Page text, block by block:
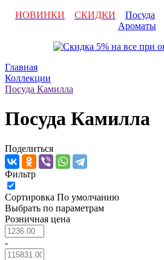
НОВИНКИ
СКИДКИ Посуда
Ароматы
Главная
Коллекции
Посуда Камилла
Посуда Камилла
Поделиться
Фильтр
Сортировка По умолчанию
Выбрать по параметрам
Розничная цена
-